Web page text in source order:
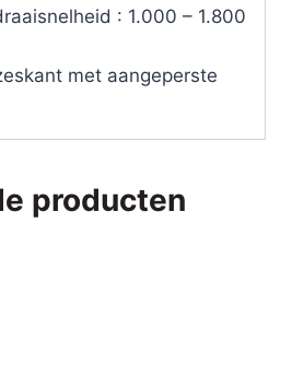
: 1.000 – 1.800
met aangeperste
producten